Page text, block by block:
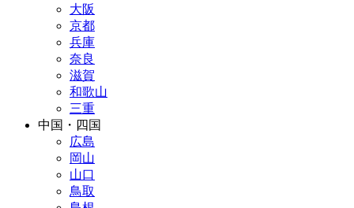
大阪
京都
兵庫
奈良
滋賀
和歌山
三重
中国・四国
広島
岡山
山口
鳥取